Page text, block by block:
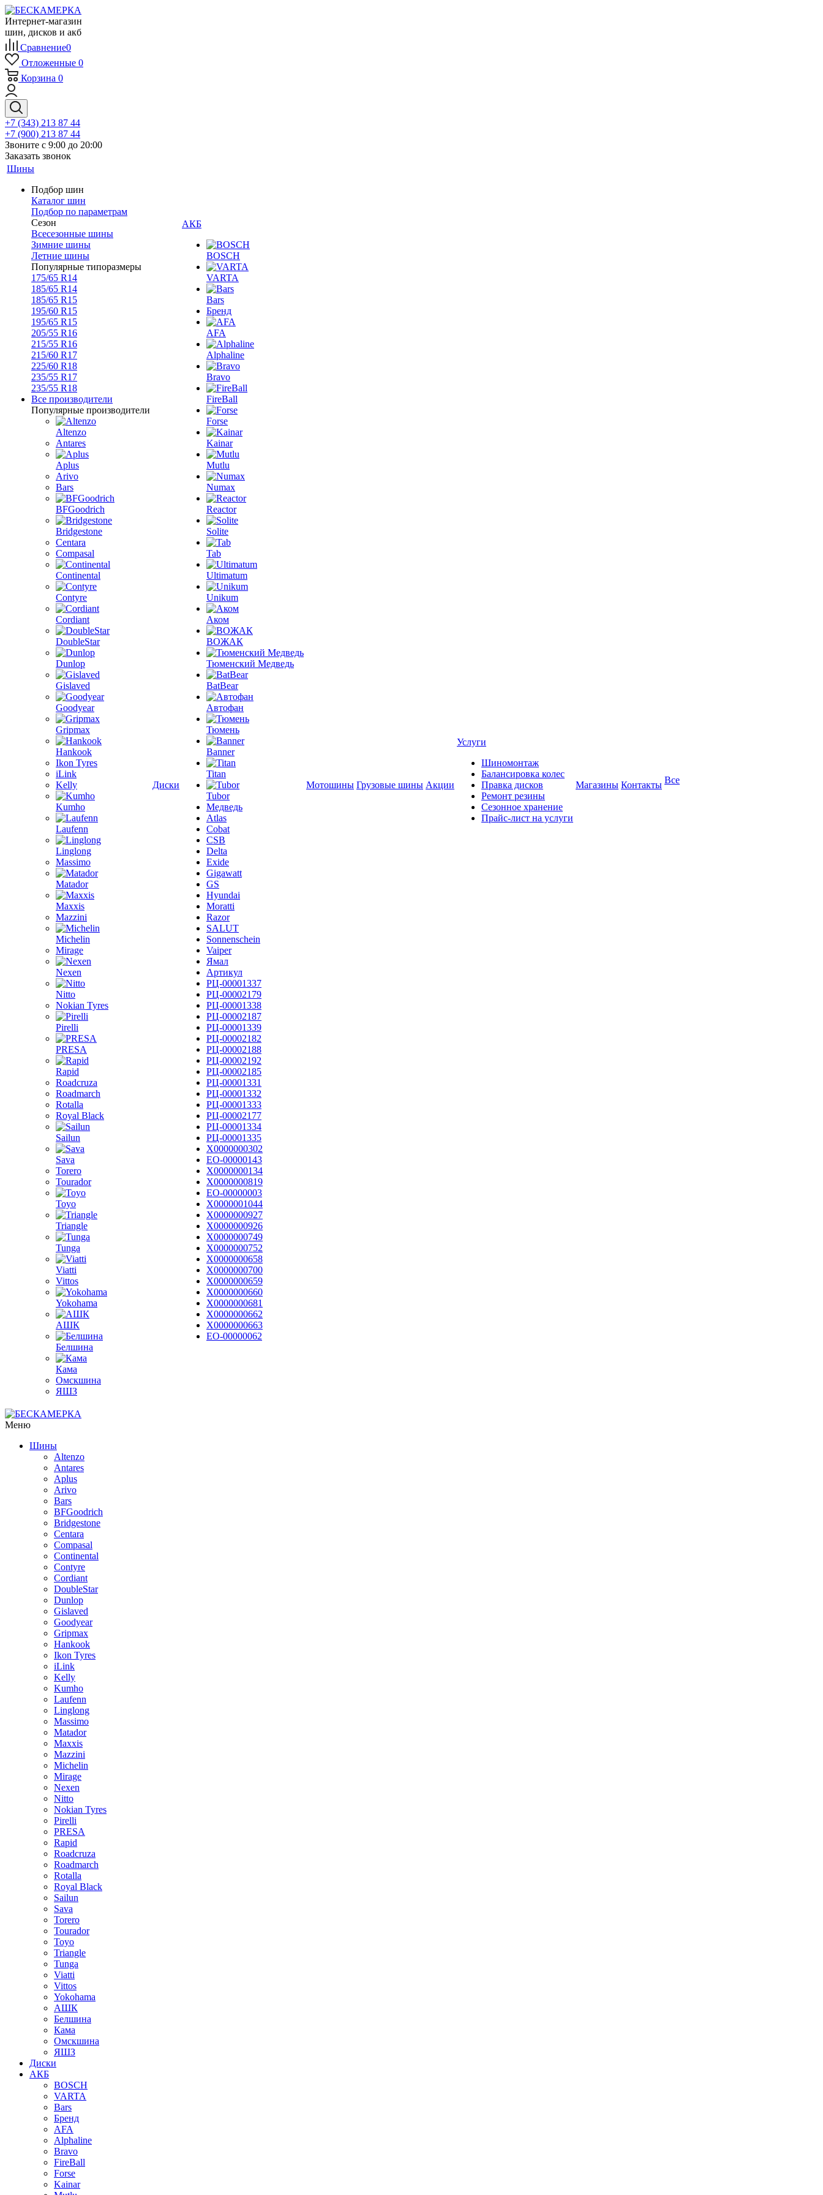
Интернет-магазин
шин, дисков и акб
Сравнение0
Отложенные 0
Корзина 0
+7 (343) 213 87 44
+7 (900) 213 87 44
Звоните с 9:00 до 20:00
Заказать звонок
Шины
Подбор шин
Каталог шин
Подбор по параметрам
Сезон
Всесезонные шины
Зимние шины
Летние шины
Популярные типоразмеры
175/65 R14
185/65 R14
185/65 R15
195/60 R15
195/65 R15
205/55 R16
215/55 R16
215/60 R17
225/60 R18
235/55 R17
235/55 R18
Все производители
Популярные производители
Altenzo
Antares
Aplus
Arivo
Bars
BFGoodrich
Bridgestone
Centara
Compasal
Continental
Contyre
Cordiant
DoubleStar
Dunlop
Gislaved
Goodyear
Gripmax
Hankook
Ikon Tyres
iLink
Kelly
Kumho
Laufenn
Linglong
Massimo
Matador
Maxxis
Mazzini
Michelin
Mirage
Nexen
Nitto
Nokian Tyres
Pirelli
PRESA
Rapid
Roadcruza
Roadmarch
Rotalla
Royal Black
Sailun
Sava
Torero
Tourador
Toyo
Triangle
Tunga
Viatti
Vittos
Yokohama
АШК
Белшина
Кама
Омскшина
ЯШЗ
Диски
АКБ
BOSCH
VARTA
Bars
Бренд
AFA
Alphaline
Bravo
FireBall
Forse
Kainar
Mutlu
Numax
Reactor
Solite
Tab
Ultimatum
Unikum
Аком
ВОЖАК
Тюменский Медведь
BatBear
Автофан
Тюмень
Banner
Titan
Tubor
Медведь
Atlas
Cobat
CSB
Delta
Exide
Gigawatt
GS
Hyundai
Moratti
Razor
SALUT
Sonnenschein
Vaiper
Ямал
Артикул
РЦ-00001337
РЦ-00002179
РЦ-00001338
РЦ-00002187
РЦ-00001339
РЦ-00002182
РЦ-00002188
РЦ-00002192
РЦ-00002185
РЦ-00001331
РЦ-00001332
РЦ-00001333
РЦ-00002177
РЦ-00001334
РЦ-00001335
Х0000000302
ЕО-00000143
Х0000000134
Х0000000819
ЕО-00000003
Х0000001044
Х0000000927
Х0000000926
Х0000000749
Х0000000752
Х0000000658
Х0000000700
Х0000000659
Х0000000660
Х0000000681
Х0000000662
Х0000000663
ЕО-00000062
Мотошины Грузовые шины Акции
Услуги
Шиномонтаж
Балансировка колес
Правка дисков
Ремонт резины
Сезонное хранение
Прайс-лист на услуги
Магазины Контакты Все
Меню
Шины
Altenzo
Antares
Aplus
Arivo
Bars
BFGoodrich
Bridgestone
Centara
Compasal
Continental
Contyre
Cordiant
DoubleStar
Dunlop
Gislaved
Goodyear
Gripmax
Hankook
Ikon Tyres
iLink
Kelly
Kumho
Laufenn
Linglong
Massimo
Matador
Maxxis
Mazzini
Michelin
Mirage
Nexen
Nitto
Nokian Tyres
Pirelli
PRESA
Rapid
Roadcruza
Roadmarch
Rotalla
Royal Black
Sailun
Sava
Torero
Tourador
Toyo
Triangle
Tunga
Viatti
Vittos
Yokohama
АШК
Белшина
Кама
Омскшина
ЯШЗ
Диски
АКБ
BOSCH
VARTA
Bars
Бренд
AFA
Alphaline
Bravo
FireBall
Forse
Kainar